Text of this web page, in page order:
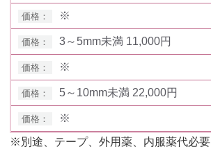
※
3～5mm未満 11,000円
※
5～10mm未満 22,000円
※
※別途、テープ、外用薬、内服薬代必要